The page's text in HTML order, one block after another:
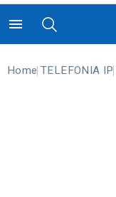

Home TELEFONIA IP